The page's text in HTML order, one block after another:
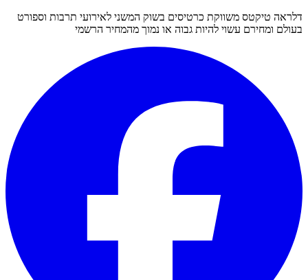
דלראה טיקטס משווקת כרטיסים בשוק המשני לאירועי תרבות וספורט
בעולם ומחירם עשוי להיות גבוה או נמוך מהמחיר הרשמי